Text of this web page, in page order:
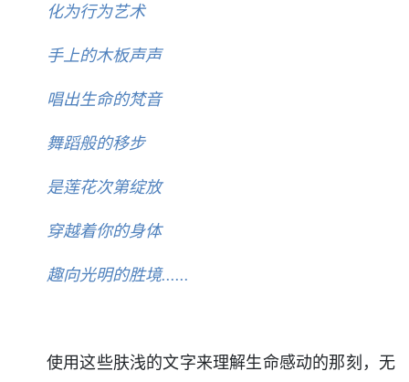
化为行为艺术
手上的木板声声
唱出生命的梵音
舞蹈般的移步
是莲花次第绽放
穿越着你的身体
趣向光明的胜境......
使用这些肤浅的文字来理解生命感动的那刻，无